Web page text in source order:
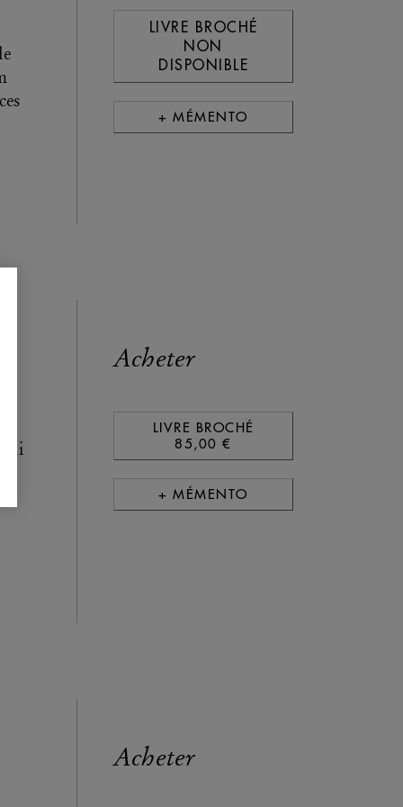
LIVRE BROCHÉ
NON
DISPONIBLE
+ MÉMENTO
Acheter
LIVRE BROCHÉ
85,00 €
+ MÉMENTO
Acheter